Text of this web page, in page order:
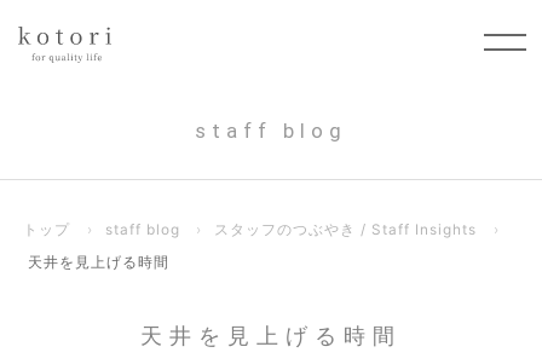
staff blog
トップ › staff blog › スタッフのつぶやき / Staff Insights
›
天井を見上げる時間
天井を見上げる時間